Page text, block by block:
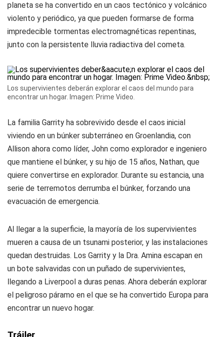
planeta se ha convertido en un caos tectónico y volcánico
violento y periódico, ya que pueden formarse de forma
impredecible tormentas electromagnéticas repentinas,
junto con la persistente lluvia radiactiva del cometa.
Los supervivientes deberán explorar el caos del mundo para
encontrar un hogar. Imagen: Prime Video.
La familia Garrity ha sobrevivido desde el caos inicial
viviendo en un búnker subterráneo en Groenlandia, con
Allison ahora como líder, John como explorador e ingeniero
que mantiene el búnker, y su hijo de 15 años, Nathan, que
quiere convertirse en explorador. Durante su estancia, una
serie de terremotos derrumba el búnker, forzando una
evacuación de emergencia.
Al llegar a la superficie, la mayoría de los supervivientes
mueren a causa de un tsunami posterior, y las instalaciones
quedan destruidas. Los Garrity y la Dra. Amina escapan en
un bote salvavidas con un puñado de supervivientes,
llegando a Liverpool a duras penas. Ahora deberán explorar
el peligroso páramo en el que se ha convertido Europa para
encontrar un nuevo hogar.